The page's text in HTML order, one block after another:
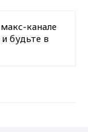
канале
будьте в